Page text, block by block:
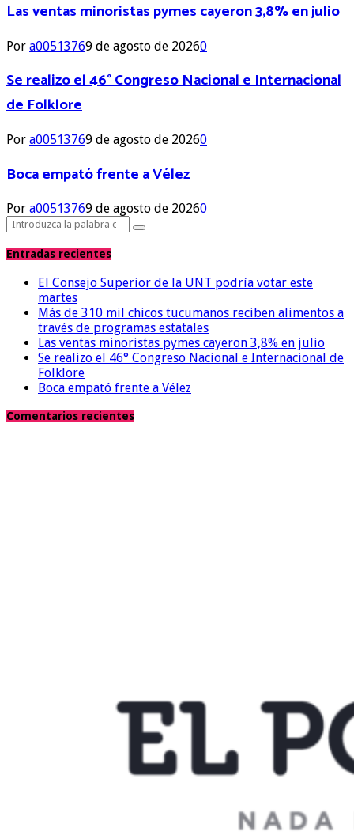
Las ventas minoristas pymes cayeron 3,8% en julio
Por a00513769 de agosto de 20260
Se realizo el 46° Congreso Nacional e Internacional
de Folklore
Por a00513769 de agosto de 20260
Boca empató frente a Vélez
Por a00513769 de agosto de 20260
Search
Search
Entradas recientes
El Consejo Superior de la UNT podría votar este
martes
Más de 310 mil chicos tucumanos reciben alimentos a
través de programas estatales
Las ventas minoristas pymes cayeron 3,8% en julio
Se realizo el 46° Congreso Nacional e Internacional de
Folklore
Boca empató frente a Vélez
Comentarios recientes